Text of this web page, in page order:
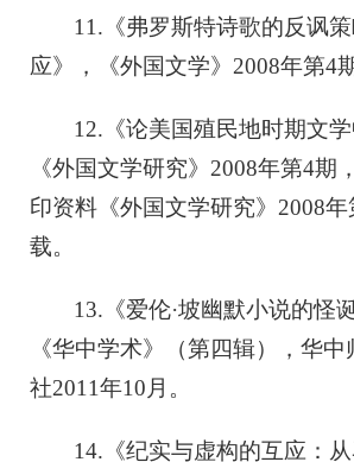
11.《弗罗斯特诗歌的反讽
应》，《外国文学》2008年第4期
12.《论美国殖民地时期文学
《外国文学研究》2008年第4期
印资料《外国文学研究》2008
载。
13.《爱伦·坡幽默小说的怪
《华中学术》（第四辑），华
社2011年10月。
14.《纪实与虚构的互应：